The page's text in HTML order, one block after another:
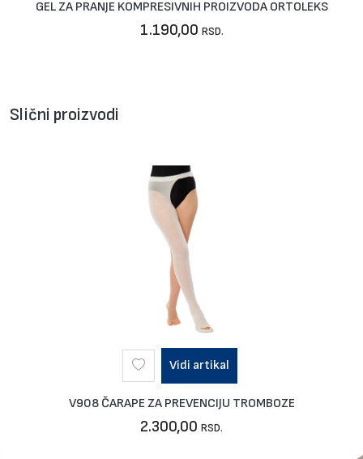
GEL ZA PRANJE KOMPRESIVNIH PROIZVODA ORTOLEKS
1.190,00 RSD.
Slični proizvodi
Vidi artikal
V908 ČARAPE ZA PREVENCIJU TROMBOZE
2.300,00 RSD.